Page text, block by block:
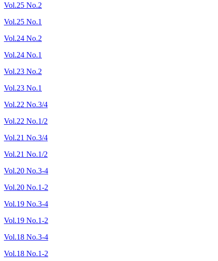
Vol.25 No.2
Vol.25 No.1
Vol.24 No.2
Vol.24 No.1
Vol.23 No.2
Vol.23 No.1
Vol.22 No.3/4
Vol.22 No.1/2
Vol.21 No.3/4
Vol.21 No.1/2
Vol.20 No.3-4
Vol.20 No.1-2
Vol.19 No.3-4
Vol.19 No.1-2
Vol.18 No.3-4
Vol.18 No.1-2